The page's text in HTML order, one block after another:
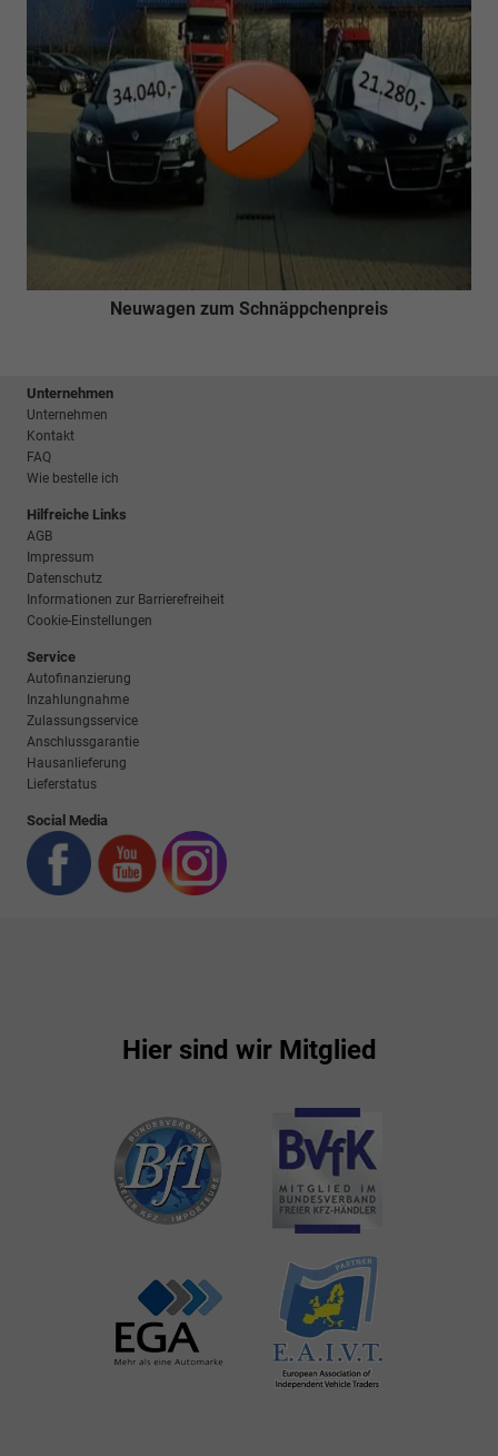
Neuwagen zum Schnäppchenpreis
Unternehmen
Unternehmen
Kontakt
FAQ
Wie bestelle ich
Hilfreiche Links
AGB
Impressum
Datenschutz
Informationen zur Barrierefreiheit
Cookie-Einstellungen
Service
Autofinanzierung
Inzahlungnahme
Zulassungsservice
Anschlussgarantie
Hausanlieferung
Lieferstatus
Social Media
Hier sind wir Mitglied